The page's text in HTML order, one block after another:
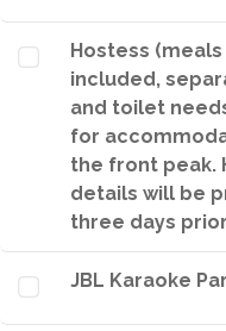
Hostess
included,
and toilet
for
the front peak.
details will be
three days
JBL Karaoke